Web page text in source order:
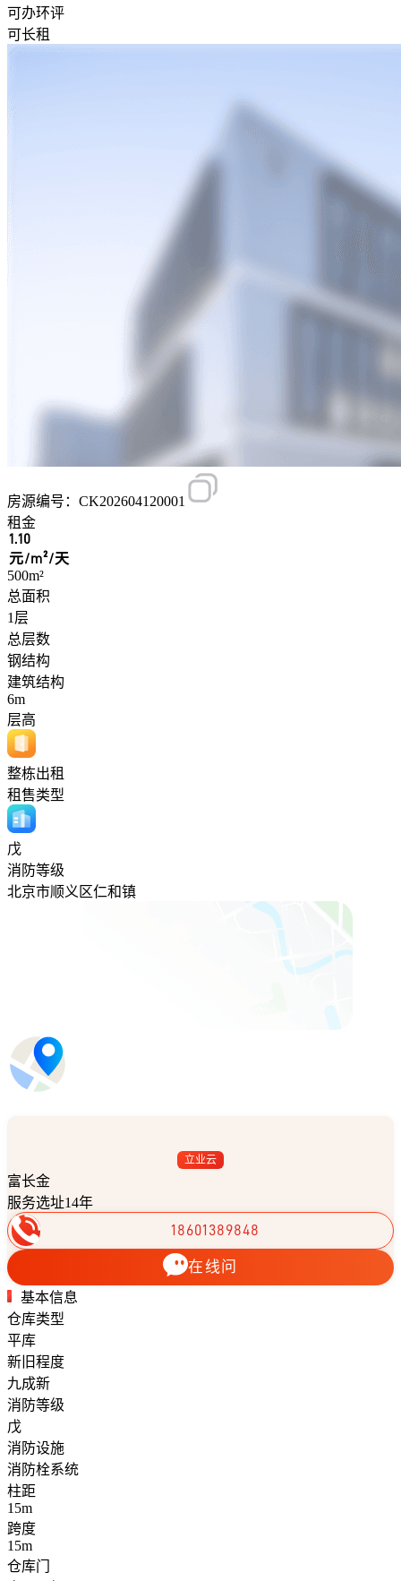
可办环评
可长租
房源编号：CK202604120001
租金
1.10
元/m²/天
500m²
总面积
1层
总层数
钢结构
建筑结构
6m
层高
整栋出租
租售类型
戊
消防等级
北京市顺义区仁和镇
立业云
富长金
服务选址14年
18601389848
在线问
基本信息
仓库类型
平库
新旧程度
九成新
消防等级
戊
消防设施
消防栓系统
柱距
15m
跨度
15m
仓库门